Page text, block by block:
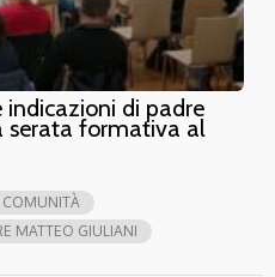
indicazioni di padre
serata formativa al
COMUNITÀ
MATTEO GIULIANI